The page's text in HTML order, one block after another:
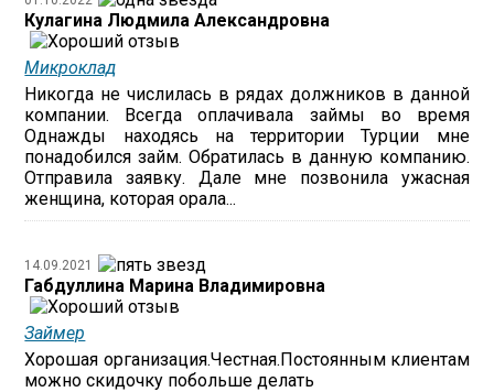
Кулагина Людмила Александровна
Микроклад
Никогда не числилась в рядах должников в данной
компании. Всегда оплачивала займы во время
Однажды находясь на территории Турции мне
понадобился займ. Обратилась в данную компанию.
Отправила заявку. Дале мне позвонила ужасная
женщина, которая орала...
14.09.2021
Габдуллина Марина Владимировна
Займер
Хорошая организация.Честная.Постоянным клиентам
можно скидочку побольше делать